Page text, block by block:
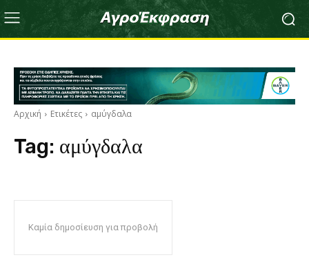
Αρχική Ετικέτες αμύγδαλα
Tag: αμύγδαλα
Καμία δημοσίευση για προβολή